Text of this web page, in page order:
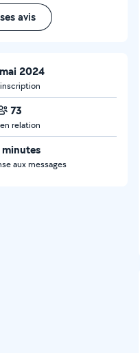
avis
2024
73
relation
minutes
aux messages